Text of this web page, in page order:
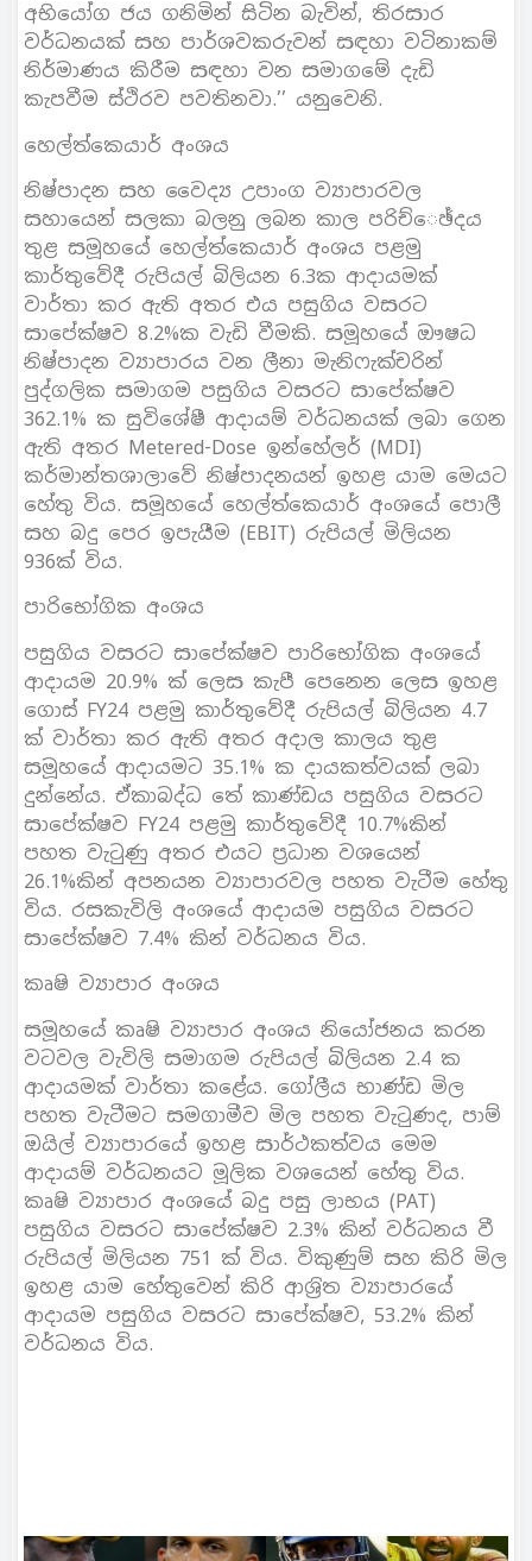
අභියෝග ජය ගනිමින් සිටින බැවින්, තිරසාර
වර්ධනයක් සහ පාර්ශවකරුවන් සඳහා වටිනාකම්
නිර්මාණය කිරීම සඳහා වන සමාගමේ දැඩි
කැපවීම ස්ථිරව පවතිනවා.’’ යනුවෙනි.
හෙල්ත්කෙයාර් අංශය
නිෂ්පාදන සහ වෛද්‍ය උපාංග ව්‍යාපාරවල
සහායෙන් සලකා බලනු ලබන කාල පරිච්ෙඡ්දය
තුළ සමූහයේ හෙල්ත්කෙයාර් අංශය පළමු
කාර්තුවේදී රුපියල් බිලියන 6.3ක ආදායමක්
වාර්තා කර ඇති අතර එය පසුගිය වසරට
සාපේක්ෂව 8.2%ක වැඩි වීමකි. සමූහයේ ඖෂධ
නිෂ්පාදන ව්‍යාපාරය වන ලීනා මැනිෆැක්චරින්
පුද්ගලික සමාගම පසුගිය වසරට සාපේක්ෂව
362.1% ක සුවිශේෂී ආදායම් වර්ධනයක් ලබා ගෙන
ඇති අතර Metered-Dose ඉන්හේලර් (MDI)
කර්මාන්තශාලාවේ නිෂ්පාදනයන් ඉහළ යාම මෙයට
හේතු විය. සමූහයේ හෙල්ත්කෙයාර් අංශයේ පොලී
සහ බදු පෙර ඉපැයීම (EBIT) රුපියල් මිලියන
936ක් විය.
පාරිභෝගික අංශය
පසුගිය වසරට සාපේක්ෂව පාරිභෝගික අංශයේ
ආදායම 20.9% ක් ලෙස කැපී පෙනෙන ලෙස ඉහළ
ගොස් FY24 පළමු කාර්තුවේදී රුපියල් බිලියන 4.7
ක් වාර්තා කර ඇති අතර අදාල කාලය තුළ
සමූහයේ ආදායමට 35.1% ක දායකත්වයක් ලබා
දුන්නේය. ඒකාබද්ධ තේ කාණ්ඩය පසුගිය වසරට
සාපේක්ෂව FY24 පළමු කාර්තුවේදී 10.7%කින්
පහත වැටුණු අතර එයට ප‍්‍රධාන වශයෙන්
26.1%කින් අපනයන ව්‍යාපාරවල පහත වැටීම හේතු
විය. රසකැවිලි අංශයේ ආදායම පසුගිය වසරට
සාපේක්ෂව 7.4% කින් වර්ධනය විය.
කෘෂි ව්‍යාපාර අංශය
සමූහයේ කෘෂි ව්‍යාපාර අංශය නියෝජනය කරන
වටවල වැවිලි සමාගම රුපියල් බිලියන 2.4 ක
ආදායමක් වාර්තා කළේය. ගෝලීය භාණ්ඩ මිල
පහත වැටීමට සමගාමීව මිල පහත වැටුණද, පාම්
ඔයිල් ව්‍යාපාරයේ ඉහළ සාර්ථකත්වය මෙම
ආදායම් වර්ධනයට මූලික වශයෙන් හේතු විය.
කෘෂි ව්‍යාපාර අංශයේ බදු පසු ලාභය (PAT)
පසුගිය වසරට සාපේක්ෂව 2.3% කින් වර්ධනය වී
රුපියල් මිලියන 751 ක් විය. විකුණුම් සහ කිරි මිල
ඉහළ යාම හේතුවෙන් කිරි ආශ‍්‍රිත ව්‍යාපාරයේ
ආදායම පසුගිය වසරට සාපේක්ෂව, 53.2% කින්
වර්ධනය විය.